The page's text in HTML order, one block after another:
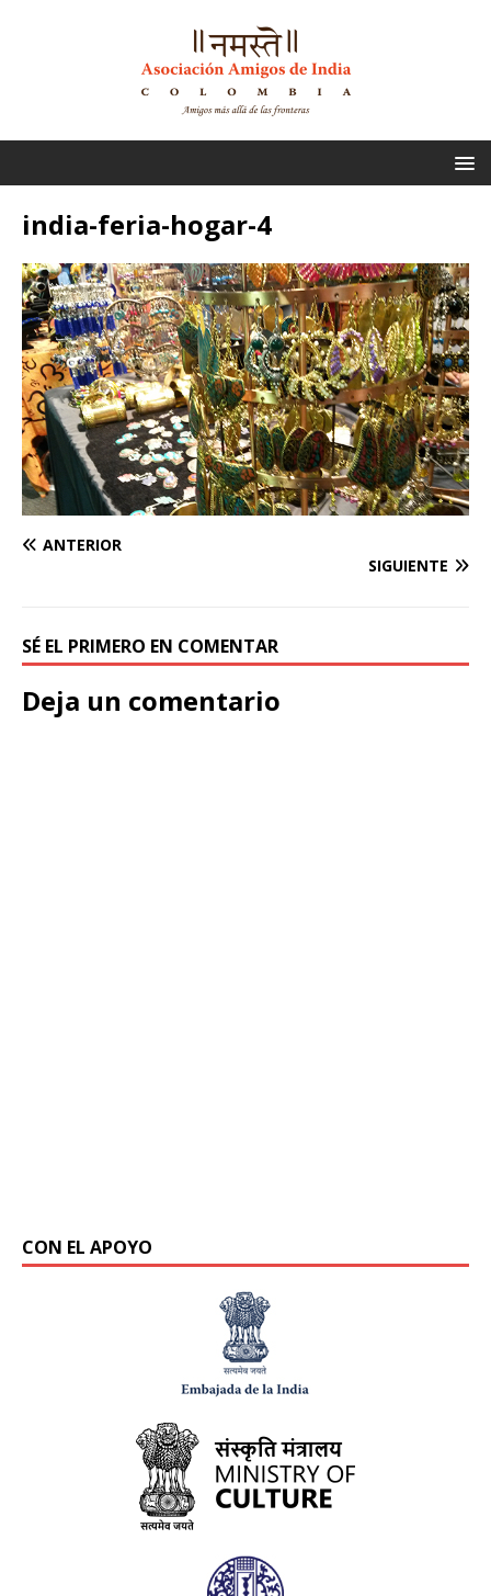
india-feria-hogar-4
ANTERIOR
SIGUIENTE
SÉ EL PRIMERO EN COMENTAR
Deja un comentario
CON EL APOYO